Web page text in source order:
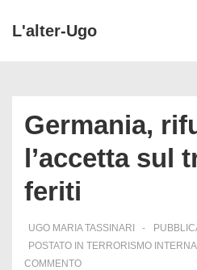
VaiL'alter-Ugo
Germania,
l’accetta sul
feriti
UGO MARIA TASSINARI
POSTATO IN TERRORISMO
COMMENTO